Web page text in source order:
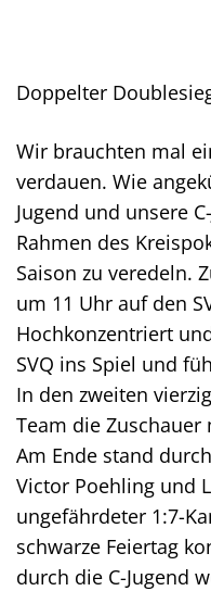
Doppelter
Wir brauchten mal
verdauen. Wie
Jugend und unsere
Rahmen des
Saison zu veredeln.
um 11 Uhr auf den
Hochkonzentriert
SVQ ins Spiel und
In den zweiten
Team die
Am Ende stand
Victor Poehling und
ungefährdeter 1:7-
schwarze Feiertag
durch die C-Jugend